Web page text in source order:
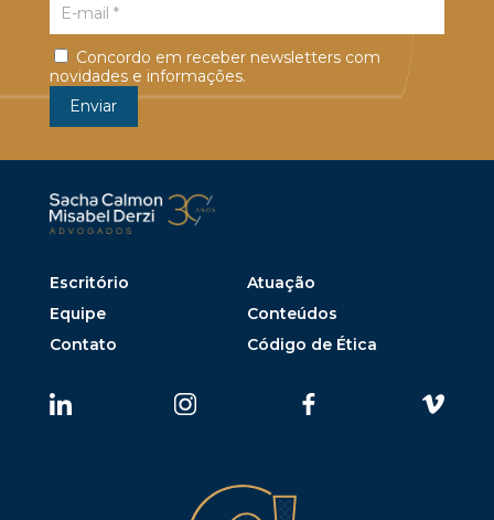
Concordo em receber newsletters com
novidades e informações.
Escritório
Atuação
Equipe
Conteúdos
Contato
Código de Ética